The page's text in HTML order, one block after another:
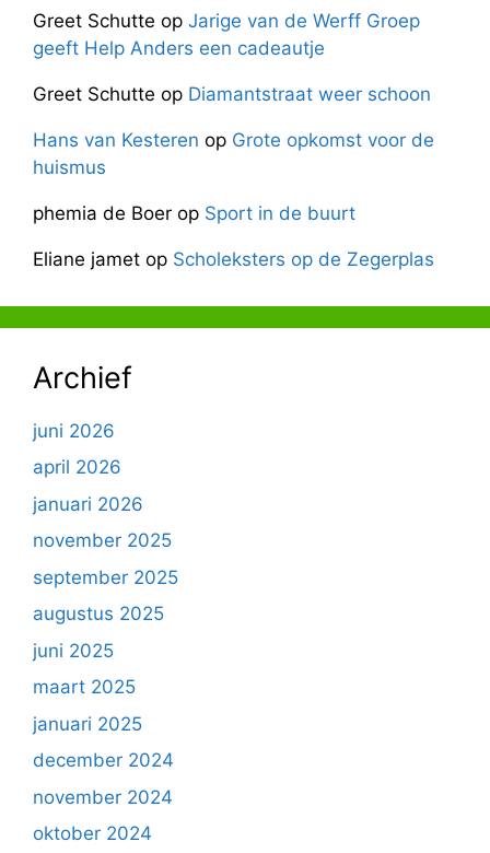
Greet Schutte op Jarige van de Werff Groep
geeft Help Anders een cadeautje
Greet Schutte op Diamantstraat weer schoon
Hans van Kesteren op Grote opkomst voor de
huismus
phemia de Boer op Sport in de buurt
Eliane jamet op Scholeksters op de Zegerplas
Archief
juni 2026
april 2026
januari 2026
november 2025
september 2025
augustus 2025
juni 2025
maart 2025
januari 2025
december 2024
november 2024
oktober 2024